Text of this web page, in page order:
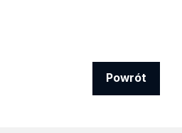
Powrót